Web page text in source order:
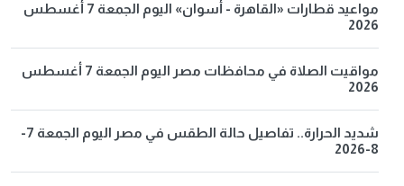
مواعيد قطارات «القاهرة - أسوان» اليوم الجمعة 7 أغسطس
2026
مواقيت الصلاة في محافظات مصر اليوم الجمعة 7 أغسطس
2026
شديد الحرارة.. تفاصيل حالة الطقس في مصر اليوم الجمعة 7-
8-2026